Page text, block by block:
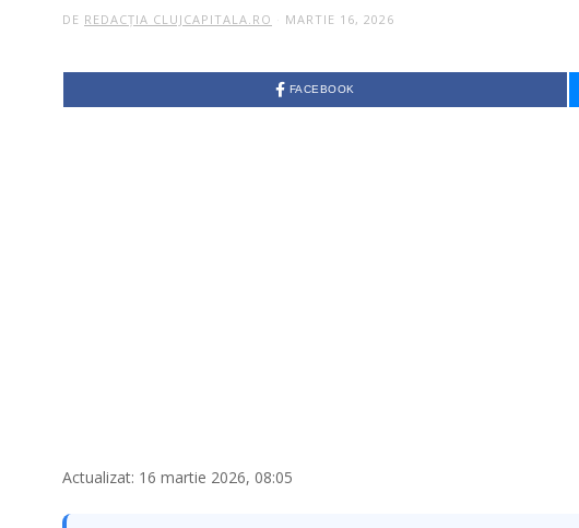
DE REDACȚIA CLUJCAPITALA.RO MARTIE 16, 2026
FACEBOOK
Actualizat: 16 martie 2026, 08:05